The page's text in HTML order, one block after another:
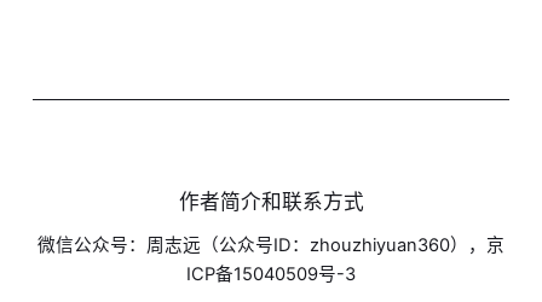
作者简介和联系方式
微信公众号：周志远（公众号ID：zhouzhiyuan360），京
ICP备15040509号-3